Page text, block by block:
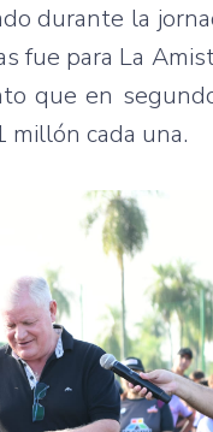
durante la
fue para La
que en
millón cada una.